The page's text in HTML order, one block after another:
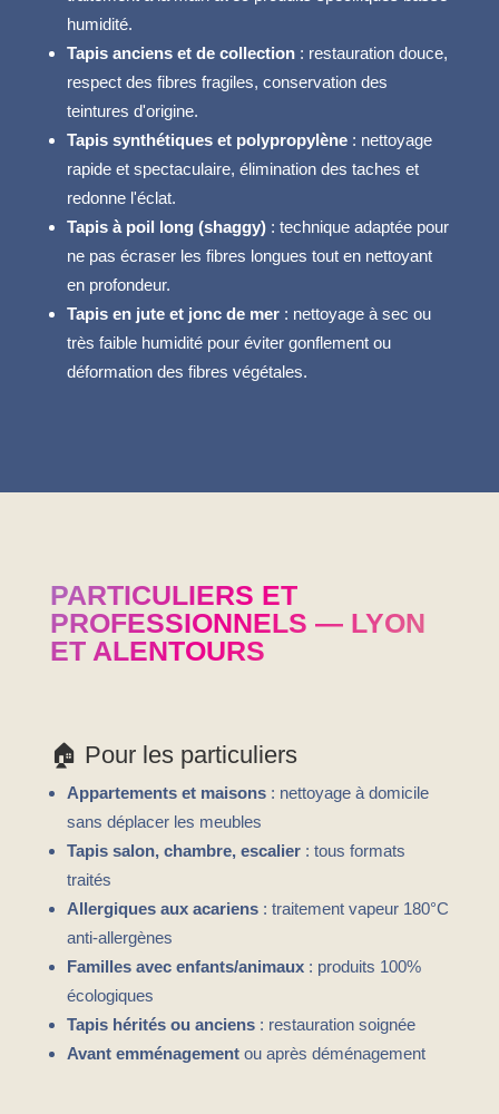
humidité.
Tapis anciens et de collection: restauration douce,
respect des fibres fragiles, conservation des
teintures d'origine.
Tapis synthétiques et polypropylène: nettoyage
rapide et spectaculaire, élimination des taches et
redonne l'éclat.
Tapis à poil long (shaggy): technique adaptée pour
ne pas écraser les fibres longues tout en nettoyant
en profondeur.
Tapis en jute et jonc de mer: nettoyage à sec ou
très faible humidité pour éviter gonflement ou
déformation des fibres végétales.
PARTICULIERS ET
PROFESSIONNELS — LYON
ET ALENTOURS
🏠 Pour les particuliers
Appartements et maisons: nettoyage à domicile
sans déplacer les meubles
Tapis salon, chambre, escalier: tous formats
traités
Allergiques aux acariens: traitement vapeur 180°C
anti-allergènes
Familles avec enfants/animaux: produits 100%
écologiques
Tapis hérités ou anciens: restauration soignée
Avant emménagementou après déménagement